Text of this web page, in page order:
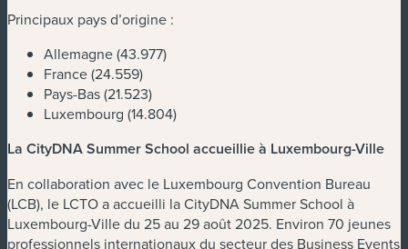
Principaux pays d’origine :
Allemagne (43.977)
France (24.559)
Pays-Bas (21.523)
Luxembourg (14.804)
La CityDNA Summer School accueillie à Luxembourg-Ville
En collaboration avec le Luxembourg Convention Bureau
(LCB), le LCTO a accueilli la CityDNA Summer School à
Luxembourg-Ville du 25 au 29 août 2025. Environ 70 jeunes
professionnels internationaux du secteur des Business Events